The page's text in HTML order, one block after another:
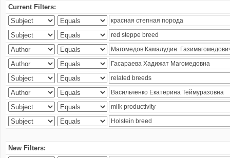
Current Filters:
New Filters: